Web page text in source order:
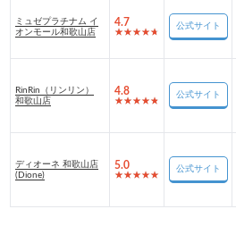
ミュゼプラチナム イ
オンモール和歌山店
4.7 公式サイト
RinRin（リンリン）
和歌山店
4.8 公式サイト
ディオーネ 和歌山店
(Dione)
5.0 公式サイト